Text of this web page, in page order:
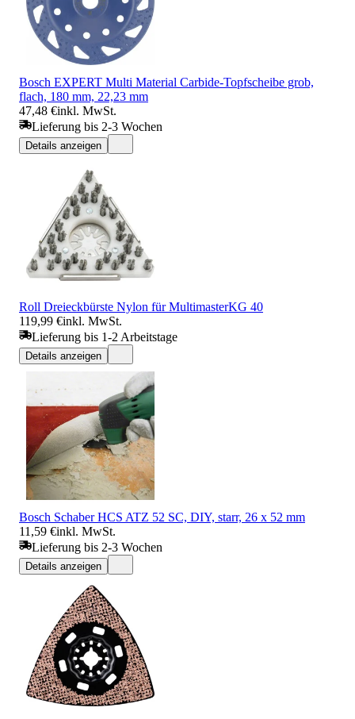
Bosch EXPERT Multi Material Carbide-Topfscheibe grob,
flach, 180 mm, 22,23 mm
47,48 €inkl. MwSt.
Lieferung bis 2-3 Wochen
Details anzeigen
Roll Dreieckbürste Nylon für MultimasterKG 40
119,99 €inkl. MwSt.
Lieferung bis 1-2 Arbeitstage
Details anzeigen
Bosch Schaber HCS ATZ 52 SC, DIY, starr, 26 x 52 mm
11,59 €inkl. MwSt.
Lieferung bis 2-3 Wochen
Details anzeigen